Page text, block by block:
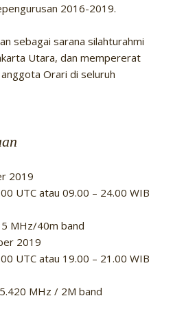
2016-2019.
sebagai sarana silahturahmi
Utara, dan mempererat
Orari di seluruh
2019
UTC atau 09.00 – 24.00 WIB
MHz/40m band
2019
UTC atau 19.00 – 21.00 WIB
MHz / 2M band